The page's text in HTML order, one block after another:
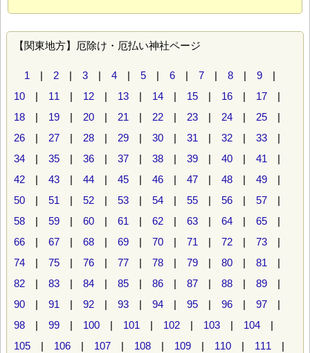
【関東地方】厄除け・厄払い神社ページ
1 | 2 | 3 | 4 | 5 | 6 | 7 | 8 | 9 |
10 | 11 | 12 | 13 | 14 | 15 | 16 | 17 |
18 | 19 | 20 | 21 | 22 | 23 | 24 | 25 |
26 | 27 | 28 | 29 | 30 | 31 | 32 | 33 |
34 | 35 | 36 | 37 | 38 | 39 | 40 | 41 |
42 | 43 | 44 | 45 | 46 | 47 | 48 | 49 |
50 | 51 | 52 | 53 | 54 | 55 | 56 | 57 |
58 | 59 | 60 | 61 | 62 | 63 | 64 | 65 |
66 | 67 | 68 | 69 | 70 | 71 | 72 | 73 |
74 | 75 | 76 | 77 | 78 | 79 | 80 | 81 |
82 | 83 | 84 | 85 | 86 | 87 | 88 | 89 |
90 | 91 | 92 | 93 | 94 | 95 | 96 | 97 |
98 | 99 | 100 | 101 | 102 | 103 | 104 |
105 | 106 | 107 | 108 | 109 | 110 | 111 |